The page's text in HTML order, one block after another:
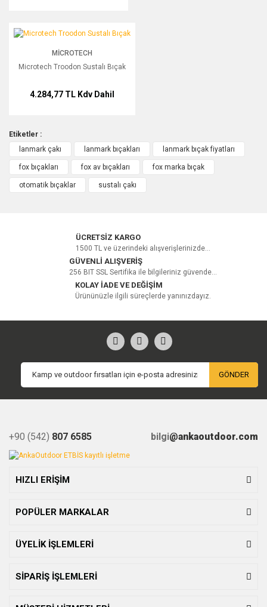
Microtech Troodon Sustalı Bıçak
MICROTECH
Microtech Troodon Sustalı Bıçak
4.284,77 TL Kdv Dahil
Etiketler :
lanmark çakı
lanmark bıçakları lanmark bıçak fiyatları
fox bıçakları fox av bıçakları fox marka bıçak
otomatik bıçaklar sustalı çakı
ÜCRETSİZ KARGO
1500 TL ve üzerindeki alışverişlerinizde...
GÜVENLİ ALIŞVERİŞ
256 BIT SSL Sertifika ile bilgileriniz güvende...
KOLAY İADE VE DEĞİŞİM
Ürününüzle ilgili süreçlerde yanınızdayız.
GÖNDER
+90 (542) 807 6585 bilgi@ankaoutdoor.com
HIZLI ERİŞİM
POPÜLER MARKALAR
ÜYELİK İŞLEMLERİ
SİPARİŞ İŞLEMLERİ